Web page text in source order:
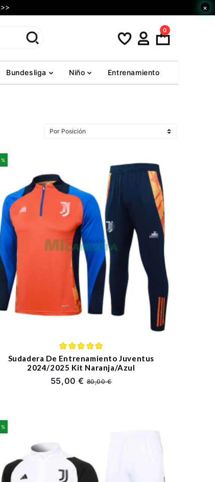
×
0
Bundesliga Niño Entrenamiento
Sudadera De Entrenamiento Juventus
2024/2025 Kit Naranja/Azul
55,00 €80,00 €